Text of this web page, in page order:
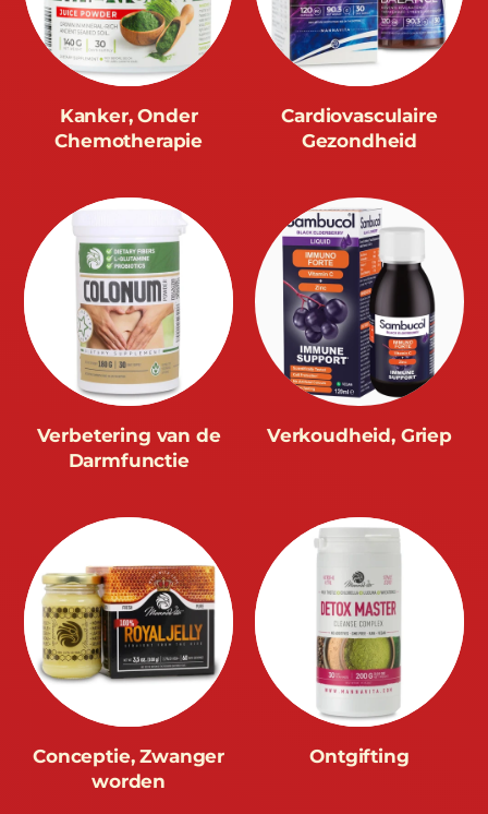
Kanker, Onder
Chemotherapie
Cardiovasculaire
Gezondheid
Verbetering van de
Darmfunctie
Verkoudheid, Griep
Conceptie, Zwanger
worden
Ontgifting